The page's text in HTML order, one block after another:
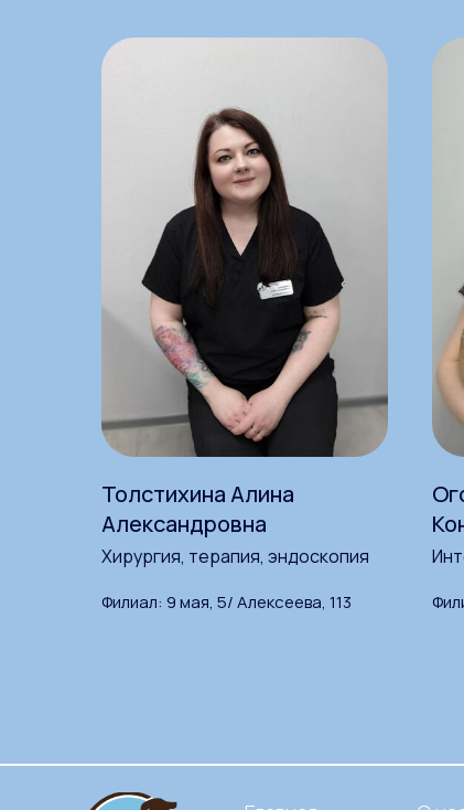
Толстихина Алина
Александровна
Хирургия, терапия, эндоскопия
Филиал: 9 мая, 5/ Алексеева, 113